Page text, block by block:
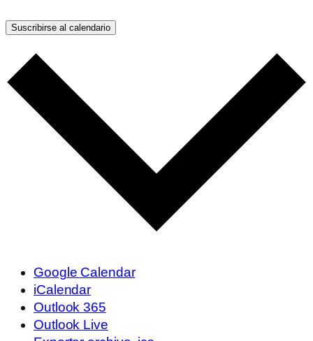
Suscribirse al calendario
Google Calendar
iCalendar
Outlook 365
Outlook Live